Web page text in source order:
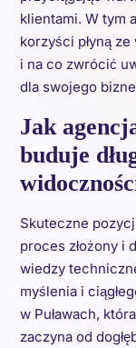
klientami. W tym
korzyści płyną ze
i na co zwrócić
dla swojego
Jak
buduje
Skuteczne
proces złożony i
wiedzy
myślenia i
w Puławach,
zaczyna od